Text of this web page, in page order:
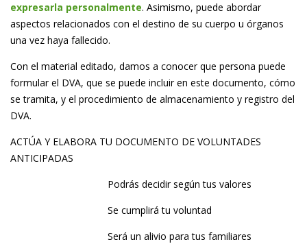
expresarla personalmente. Asimismo, puede abordar
aspectos relacionados con el destino de su cuerpo u órganos
una vez haya fallecido.
Con el material editado, damos a conocer que persona puede
formular el DVA, que se puede incluir en este documento, cómo
se tramita, y el procedimiento de almacenamiento y registro del
DVA.
ACTÚA Y ELABORA TU DOCUMENTO DE VOLUNTADES
ANTICIPADAS
Podrás decidir según tus valores
Se cumplirá tu voluntad
Será un alivio para tus familiares